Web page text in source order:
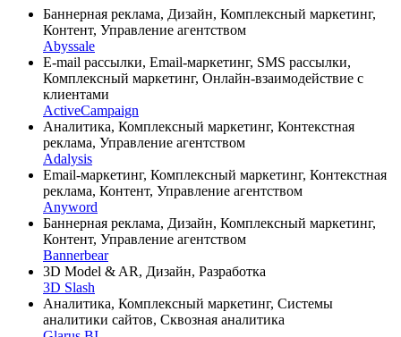
Баннерная реклама, Дизайн, Комплексный маркетинг,
Контент, Управление агентством
Abyssale
E-mail рассылки, Email-маркетинг, SMS рассылки,
Комплексный маркетинг, Онлайн-взаимодействие с
клиентами
ActiveCampaign
Аналитика, Комплексный маркетинг, Контекстная
реклама, Управление агентством
Adalysis
Email-маркетинг, Комплексный маркетинг, Контекстная
реклама, Контент, Управление агентством
Anyword
Баннерная реклама, Дизайн, Комплексный маркетинг,
Контент, Управление агентством
Bannerbear
3D Model & AR, Дизайн, Разработка
3D Slash
Аналитика, Комплексный маркетинг, Системы
аналитики сайтов, Сквозная аналитика